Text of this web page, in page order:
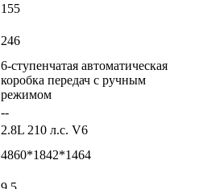
155
246
6-ступенчатая автоматическая
коробка передач с ручным
режимом
--
2.8L 210 л.с. V6
4860*1842*1464